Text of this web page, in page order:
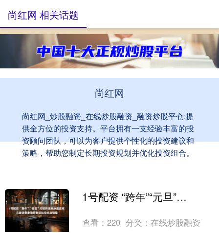
尚红网
尚红网_炒股融资_在线炒股融资_融资炒股平仓:提
供全方位的投资支持。平台拥有一支经验丰富的投
资顾问团队，可以为客户提供个性化的投资建议和
策略，帮助您制定长期投资规划并优化投资组合。
尚红网 相关话题
1号配资 “跨年”“元旦”关键词搜索热度高涨 文旅消费市场乘数级拉动效应明显
查看：220 分类：在线炒股融资